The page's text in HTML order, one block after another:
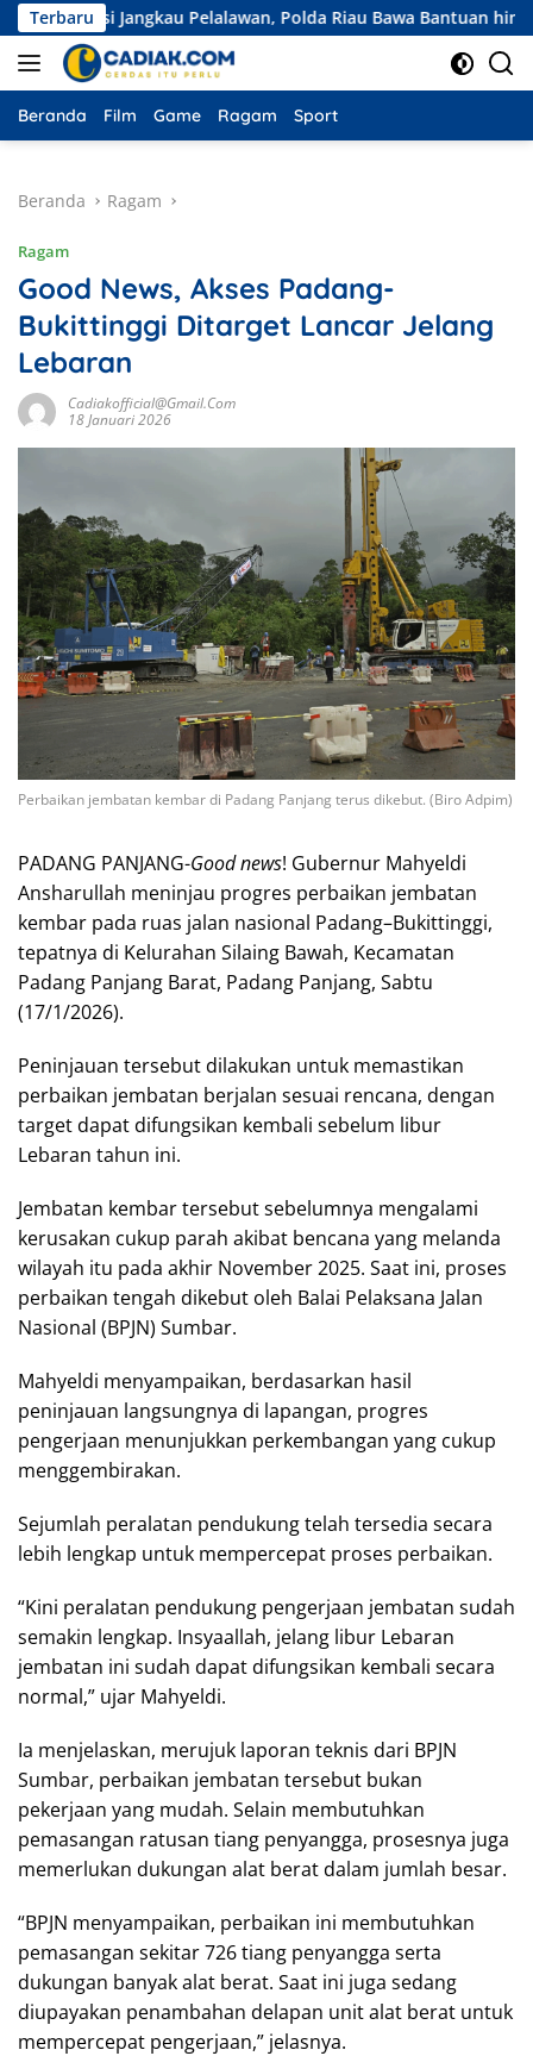
Langsung
ke
konten
Terbaru
Jangkau Pelalawan, Polda Riau Bawa Bantuan hingga Perkuat
Beranda Film Game Ragam Sport
Beranda Ragam
Ragam
Good News, Akses Padang-
Bukittinggi Ditarget Lancar Jelang
Lebaran
Cadiakofficial@gmail.com
18 Januari 2026
Perbaikan jembatan kembar di Padang Panjang terus dikebut. (Biro Adpim)
PADANG PANJANG-Good news! Gubernur Mahyeldi
Ansharullah meninjau progres perbaikan jembatan
kembar pada ruas jalan nasional Padang–Bukittinggi,
tepatnya di Kelurahan Silaing Bawah, Kecamatan
Padang Panjang Barat, Padang Panjang, Sabtu
(17/1/2026).
Peninjauan tersebut dilakukan untuk memastikan
perbaikan jembatan berjalan sesuai rencana, dengan
target dapat difungsikan kembali sebelum libur
Lebaran tahun ini.
Jembatan kembar tersebut sebelumnya mengalami
kerusakan cukup parah akibat bencana yang melanda
wilayah itu pada akhir November 2025. Saat ini, proses
perbaikan tengah dikebut oleh Balai Pelaksana Jalan
Nasional (BPJN) Sumbar.
Mahyeldi menyampaikan, berdasarkan hasil
peninjauan langsungnya di lapangan, progres
pengerjaan menunjukkan perkembangan yang cukup
menggembirakan.
Sejumlah peralatan pendukung telah tersedia secara
lebih lengkap untuk mempercepat proses perbaikan.
“Kini peralatan pendukung pengerjaan jembatan sudah
semakin lengkap. Insyaallah, jelang libur Lebaran
jembatan ini sudah dapat difungsikan kembali secara
normal,” ujar Mahyeldi.
Ia menjelaskan, merujuk laporan teknis dari BPJN
Sumbar, perbaikan jembatan tersebut bukan
pekerjaan yang mudah. Selain membutuhkan
pemasangan ratusan tiang penyangga, prosesnya juga
memerlukan dukungan alat berat dalam jumlah besar.
“BPJN menyampaikan, perbaikan ini membutuhkan
pemasangan sekitar 726 tiang penyangga serta
dukungan banyak alat berat. Saat ini juga sedang
diupayakan penambahan delapan unit alat berat untuk
mempercepat pengerjaan,” jelasnya.